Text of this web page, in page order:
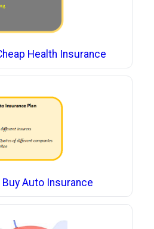
Health Insurance
Auto Insurance